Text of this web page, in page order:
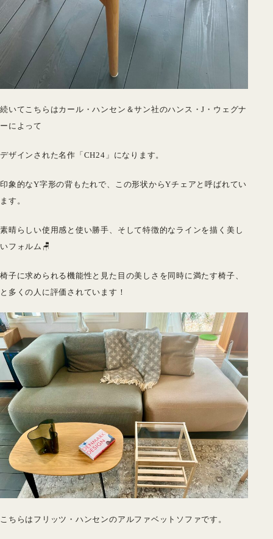
続いてこちらはカール・ハンセン＆サン社のハンス・J・ウェグナ
ーによって
デザインされた名作「CH24」になります。
印象的なY字形の背もたれで、この形状からYチェアと呼ばれてい
ます。
素晴らしい使用感と使い勝手、そして特徴的なラインを描く美し
いフォルム🪑
椅子に求められる機能性と見た目の美しさを同時に満たす椅子、
と多くの人に評価されています！
こちらはフリッツ・ハンセンのアルファベットソファです。